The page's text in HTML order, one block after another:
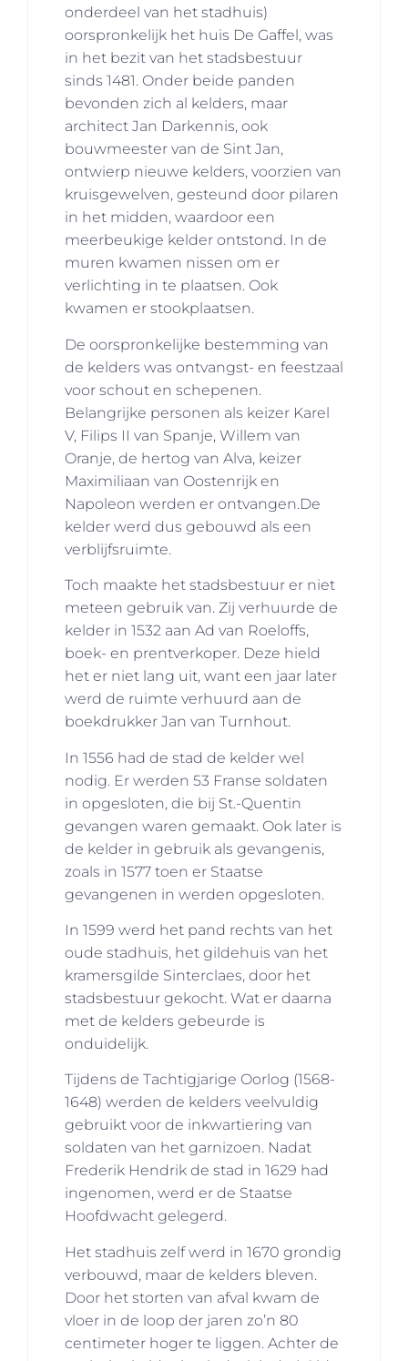
onderdeel van het stadhuis)
oorspronkelijk het huis De Gaffel, was
in het bezit van het stadsbestuur
sinds 1481. Onder beide panden
bevonden zich al kelders, maar
architect Jan Darkennis, ook
bouwmeester van de Sint Jan,
ontwierp nieuwe kelders, voorzien van
kruisgewelven, gesteund door pilaren
in het midden, waardoor een
meerbeukige kelder ontstond. In de
muren kwamen nissen om er
verlichting in te plaatsen. Ook
kwamen er stookplaatsen.
De oorspronkelijke bestemming van
de kelders was ontvangst- en feestzaal
voor schout en schepenen.
Belangrijke personen als keizer Karel
V, Filips II van Spanje, Willem van
Oranje, de hertog van Alva, keizer
Maximiliaan van Oostenrijk en
Napoleon werden er ontvangen.De
kelder werd dus gebouwd als een
verblijfsruimte.
Toch maakte het stadsbestuur er niet
meteen gebruik van. Zij verhuurde de
kelder in 1532 aan Ad van Roeloffs,
boek- en prentverkoper. Deze hield
het er niet lang uit, want een jaar later
werd de ruimte verhuurd aan de
boekdrukker Jan van Turnhout.
In 1556 had de stad de kelder wel
nodig. Er werden 53 Franse soldaten
in opgesloten, die bij St.-Quentin
gevangen waren gemaakt. Ook later is
de kelder in gebruik als gevangenis,
zoals in 1577 toen er Staatse
gevangenen in werden opgesloten.
In 1599 werd het pand rechts van het
oude stadhuis, het gildehuis van het
kramersgilde Sinterclaes, door het
stadsbestuur gekocht. Wat er daarna
met de kelders gebeurde is
onduidelijk.
Tijdens de Tachtigjarige Oorlog (1568-
1648) werden de kelders veelvuldig
gebruikt voor de inkwartiering van
soldaten van het garnizoen. Nadat
Frederik Hendrik de stad in 1629 had
ingenomen, werd er de Staatse
Hoofdwacht gelegerd.
Het stadhuis zelf werd in 1670 grondig
verbouwd, maar de kelders bleven.
Door het storten van afval kwam de
vloer in de loop der jaren zo’n 80
centimeter hoger te liggen. Achter de